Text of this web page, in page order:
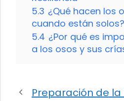
5.3 ¿Qué hacen los
cuando están solos?
5.4 ¿Por qué es
a los osos y sus
Preparación de